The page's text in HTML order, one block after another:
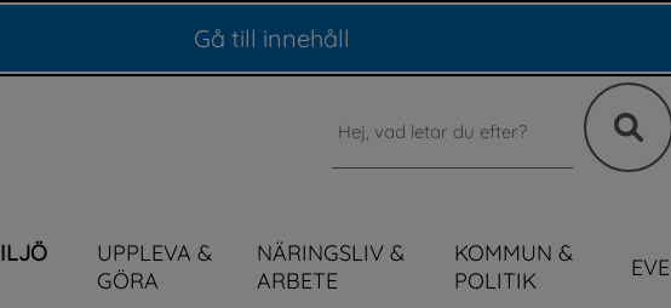
Gå till innehåll
Sök
UPPLEVA &
GÖRA
NÄRINGSLIV &
ARBETE
KOMMUN &
POLITIK